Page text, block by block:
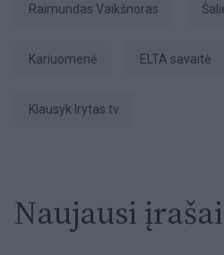
Raimundas Vaikšnoras
Kariuomenė ELTA savaitė
Klausyk lrytas.tv
Naujausi įrašai